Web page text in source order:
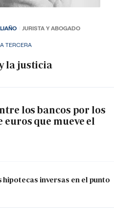
TERCERA
la justicia
JURISTA Y ABOGADO
los bancos por los
que mueve el
hipotecas inversas en el punto